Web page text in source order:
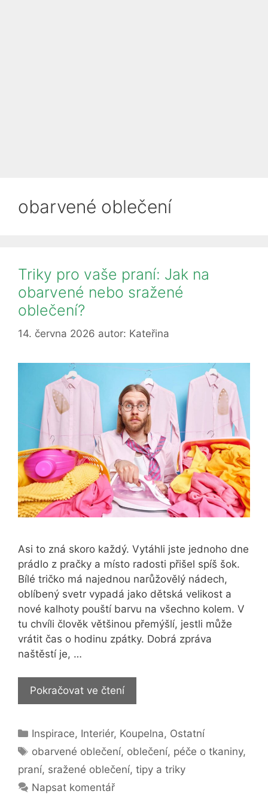
obarvené oblečení
Triky pro vaše praní: Jak na
obarvené nebo sražené
oblečení?
14. června 2026 autor: Kateřina
Asi to zná skoro každý. Vytáhli jste jednoho dne
prádlo z pračky a místo radosti přišel spíš šok.
Bílé tričko má najednou narůžovělý nádech,
oblíbený svetr vypadá jako dětská velikost a
nové kalhoty pouští barvu na všechno kolem. V
tu chvíli člověk většinou přemýšlí, jestli může
vrátit čas o hodinu zpátky. Dobrá zpráva
naštěstí je, …
Pokračovat ve čteníTriky
pro
praní:
Jak
na
obarvené
Rubriky
Inspirace, Interiér, Koupelna, Ostatní
Štítky
obarvené oblečení, oblečení, péče o tkaniny,
praní, sražené oblečení, tipy a triky
Napsat komentář